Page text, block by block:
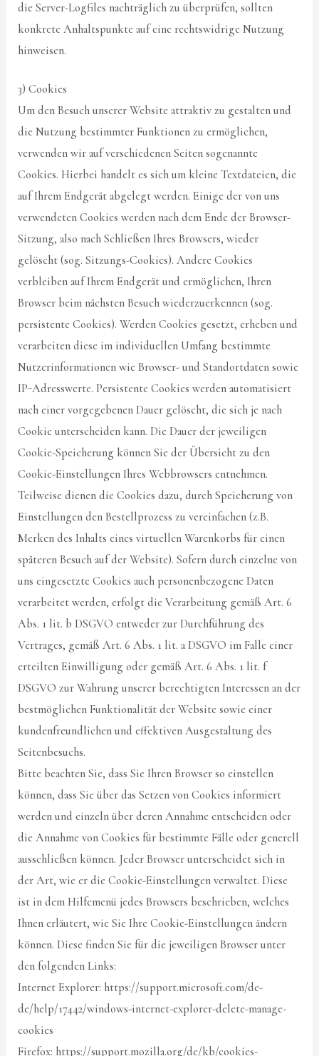
die Server-Logfiles nachträglich zu überprüfen, sollten
konkrete Anhaltspunkte auf eine rechtswidrige Nutzung
hinweisen.
3) Cookies
Um den Besuch unserer Website attraktiv zu gestalten und
die Nutzung bestimmter Funktionen zu ermöglichen,
verwenden wir auf verschiedenen Seiten sogenannte
Cookies. Hierbei handelt es sich um kleine Textdateien, die
auf Ihrem Endgerät abgelegt werden. Einige der von uns
verwendeten Cookies werden nach dem Ende der Browser-
Sitzung, also nach Schließen Ihres Browsers, wieder
gelöscht (sog. Sitzungs-Cookies). Andere Cookies
verbleiben auf Ihrem Endgerät und ermöglichen, Ihren
Browser beim nächsten Besuch wiederzuerkennen (sog.
persistente Cookies). Werden Cookies gesetzt, erheben und
verarbeiten diese im individuellen Umfang bestimmte
Nutzerinformationen wie Browser- und Standortdaten sowie
IP-Adresswerte. Persistente Cookies werden automatisiert
nach einer vorgegebenen Dauer gelöscht, die sich je nach
Cookie unterscheiden kann. Die Dauer der jeweiligen
Cookie-Speicherung können Sie der Übersicht zu den
Cookie-Einstellungen Ihres Webbrowsers entnehmen.
Teilweise dienen die Cookies dazu, durch Speicherung von
Einstellungen den Bestellprozess zu vereinfachen (z.B.
Merken des Inhalts eines virtuellen Warenkorbs für einen
späteren Besuch auf der Website). Sofern durch einzelne von
uns eingesetzte Cookies auch personenbezogene Daten
verarbeitet werden, erfolgt die Verarbeitung gemäß Art. 6
Abs. 1 lit. b DSGVO entweder zur Durchführung des
Vertrages, gemäß Art. 6 Abs. 1 lit. a DSGVO im Falle einer
erteilten Einwilligung oder gemäß Art. 6 Abs. 1 lit. f
DSGVO zur Wahrung unserer berechtigten Interessen an der
bestmöglichen Funktionalität der Website sowie einer
kundenfreundlichen und effektiven Ausgestaltung des
Seitenbesuchs.
Bitte beachten Sie, dass Sie Ihren Browser so einstellen
können, dass Sie über das Setzen von Cookies informiert
werden und einzeln über deren Annahme entscheiden oder
die Annahme von Cookies für bestimmte Fälle oder generell
ausschließen können. Jeder Browser unterscheidet sich in
der Art, wie er die Cookie-Einstellungen verwaltet. Diese
ist in dem Hilfemenü jedes Browsers beschrieben, welches
Ihnen erläutert, wie Sie Ihre Cookie-Einstellungen ändern
können. Diese finden Sie für die jeweiligen Browser unter
den folgenden Links:
Internet Explorer: https://support.microsoft.com/de-
de/help/17442/windows-internet-explorer-delete-manage-
cookies
Firefox: https://support.mozilla.org/de/kb/cookies-